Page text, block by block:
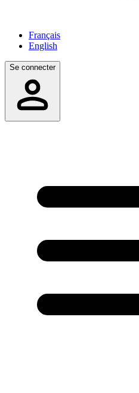
Français
English
Se connecter